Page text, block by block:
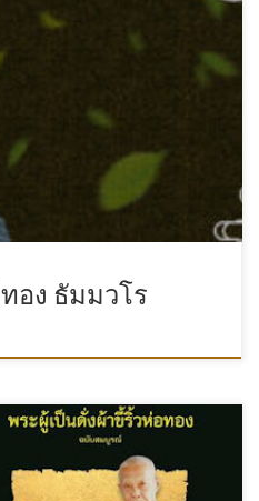
อง ธัมมวโร